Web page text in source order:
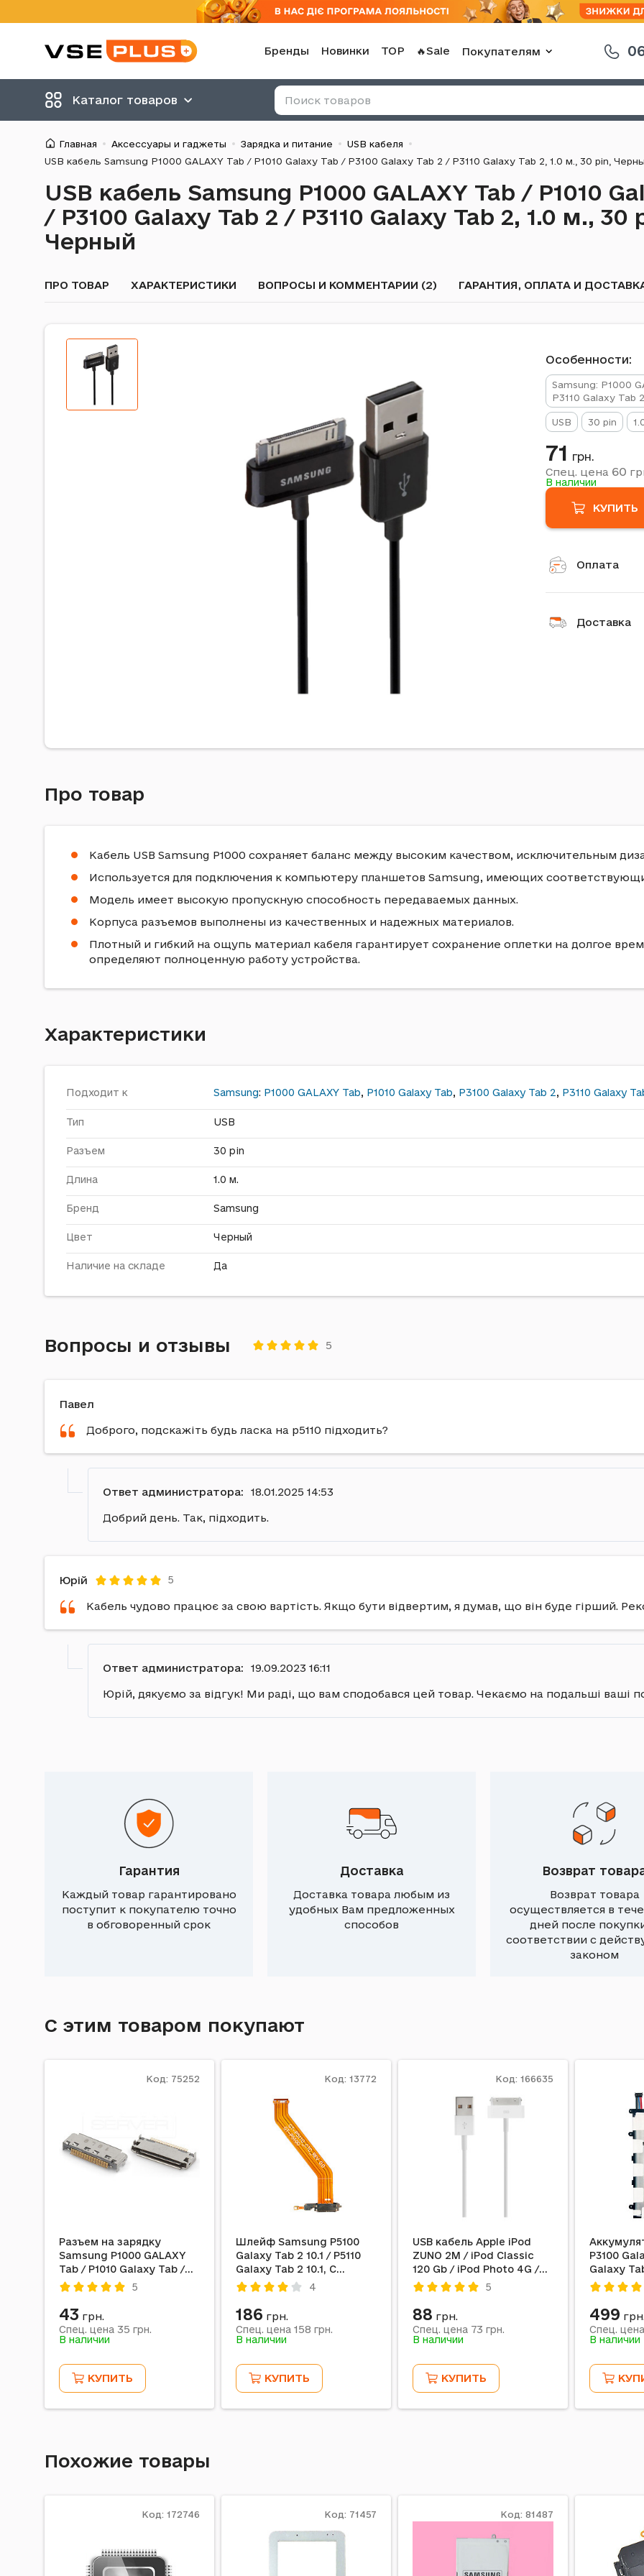
Бренды Новинки TOP 🔥Sale Покупателям
Главная Аксессуары и гаджеты Зарядка и питание
USB кабеля
USB кабель Samsung P1000 GALAXY Tab / P1010 Galaxy Tab / P3100 Galaxy Tab 2 / P3110 Galaxy Tab 2, 1.0 м., 30 pin,
USB кабель Samsung P1000 GALAXY Tab / P1010
/ P3100 Galaxy Tab 2 / P3110 Galaxy Tab 2, 1.0 м., 30
Черный
ПРО ТОВАР ХАРАКТЕРИСТИКИ ВОПРОСЫ И КОММЕНТАРИИ (2) ГАРАНТИЯ, ОПЛАТА И
Особенности:
Samsung: P1000
P3110 Galaxy Tab 2
USB 30 pin
71 грн.
Спец. цена 60
В наличии
КУПИТЬ
Оплата
Доставка
Про товар
Кабель USB Samsung P1000 сохраняет баланс между высоким качеством, исключительным
Используется для подключения к компьютеру планшетов Samsung, имеющих
Модель имеет высокую пропускную способность передаваемых данных.
Корпуса разъемов выполнены из качественных и надежных материалов.
Плотный и гибкий на ощупь материал кабеля гарантирует сохранение оплетки на долгое
определяют полноценную работу устройства.
Характеристики
Подходит к Samsung: P1000 GALAXY Tab, P1010 Galaxy Tab, P3100 Galaxy Tab 2, P3110 Galaxy
Тип USB
Разъем 30 pin
Длина 1.0 м.
Бренд Samsung
Цвет Черный
Наличие на складе Да
Вопросы и отзывы 5
Павел
Доброго, подскажіть будь ласка на р5110 підходить?
Ответ администратора: 18.01.2025 14:53
Добрий день. Так, підходить.
Юрій 5
Кабель чудово працює за свою вартість. Якщо бути відвертим, я думав, що він буде гірший.
Ответ администратора: 19.09.2023 16:11
Юрій, дякуємо за відгук! Ми раді, що вам сподобався цей товар. Чекаємо на подальші ваші
Гарантия
Каждый товар гарантировано
поступит к покупателю точно
в обговоренный срок
Доставка
Доставка товара любым из
удобных Вам предложенных
способов
Возврат
Возврат товара
осуществляется в
дней после
соответствии с
законом
С этим товаром покупают
Разъем на зарядку
Samsung P1000 GALAXY
Tab / P1010 Galaxy Tab /
P3100 Galaxy Tab 2 / P3110
5
Код: 75252
43 грн.
Спец. цена 35 грн.
В наличии
КУПИТЬ
Шлейф Samsung P5100
Galaxy Tab 2 10.1 / P5110
Galaxy Tab 2 10.1, С
микрофоном, С разъемом
4
Код: 13772
186 грн.
Спец. цена 158 грн.
В наличии
КУПИТЬ
USB кабель Apple iPod
ZUNO 2M / iPod Classic
120 Gb / iPod Photo 4G /
iPod mini 1G / iPod Video
iPod Video 60Gb / iPod
Touch 1 / iPod Touch 3 /
iPod Touch 2 / iPod Touch
iPod Nano 6, 30-pin, Белый
5
Код: 166635
88 грн.
Спец. цена 73 грн.
В наличии
КУПИТЬ
P3100
Galaxy
Galaxy
Original
499
Спец.
В наличии
Похожие товары
Код: 172746 Код: 71457 Код: 81487
Каталог товаров